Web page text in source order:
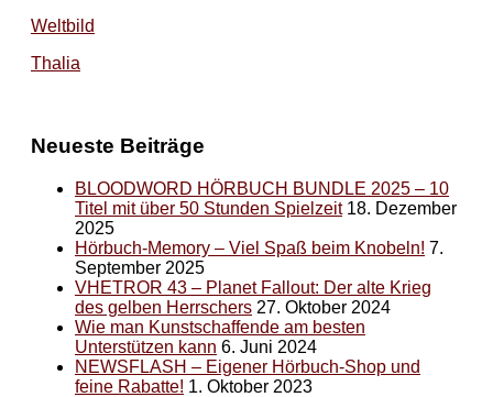
Weltbild
Thalia
Neueste Beiträge
BLOODWORD HÖRBUCH BUNDLE 2025 – 10
Titel mit über 50 Stunden Spielzeit 18. Dezember
2025
Hörbuch-Memory – Viel Spaß beim Knobeln! 7.
September 2025
VHETROR 43 – Planet Fallout: Der alte Krieg
des gelben Herrschers 27. Oktober 2024
Wie man Kunstschaffende am besten
Unterstützen kann 6. Juni 2024
NEWSFLASH – Eigener Hörbuch-Shop und
feine Rabatte! 1. Oktober 2023